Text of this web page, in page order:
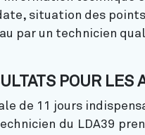
situation des
par un technicien
POUR LES
de 11 jours
du LDA39